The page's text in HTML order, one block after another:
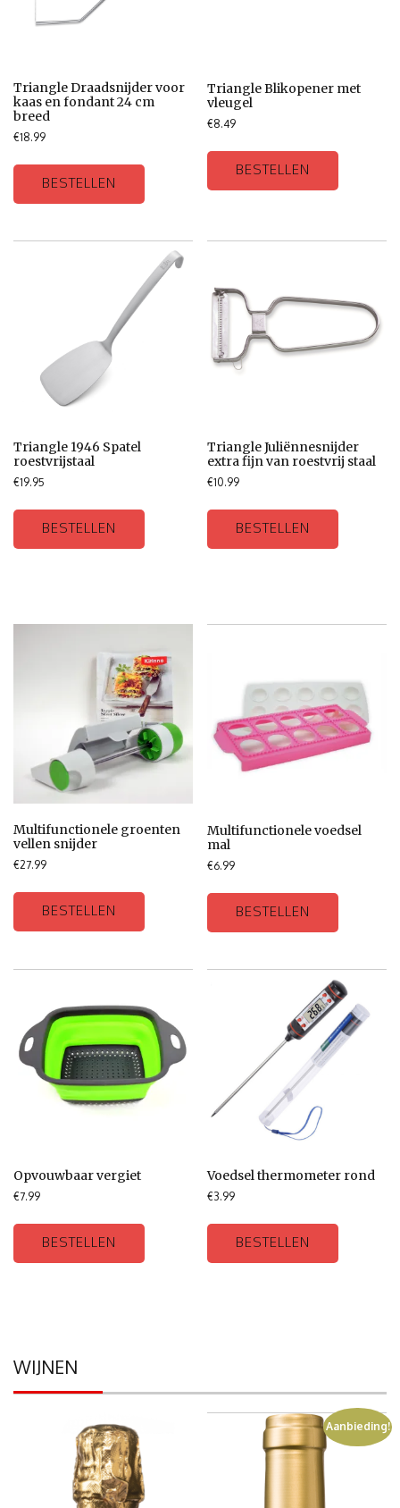
Triangle Draadsnijder voor
kaas en fondant 24 cm
breed
€18.99
BESTELLEN
Triangle Blikopener met
vleugel
€8.49
BESTELLEN
Triangle 1946 Spatel
roestvrijstaal
€19.95
BESTELLEN
Triangle Juliënnesnijder
extra fijn van roestvrij staal
€10.99
BESTELLEN
Multifunctionele groenten
vellen snijder
€27.99
BESTELLEN
Multifunctionele voedsel
mal
€6.99
BESTELLEN
Opvouwbaar vergiet
€7.99
BESTELLEN
Voedsel thermometer rond
€3.99
BESTELLEN
WIJNEN
Aanbieding!